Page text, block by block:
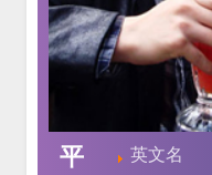
平
英文名